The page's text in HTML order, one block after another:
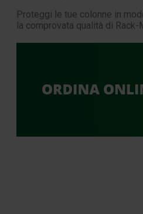
Proteggi le tue colonne in
la comprovata qualità di